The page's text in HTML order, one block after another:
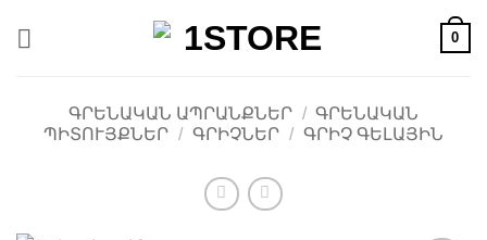
0
ԳՐԵՆԱԿԱՆ ԱՊՐԱՆՔՆԵՐ / ԳՐԵՆԱԿԱՆ
ՊԻՏՈՒՅՔՆԵՐ / ԳՐԻՉՆԵՐ / ԳՐԻՉ ԳԵԼԱՅԻՆ